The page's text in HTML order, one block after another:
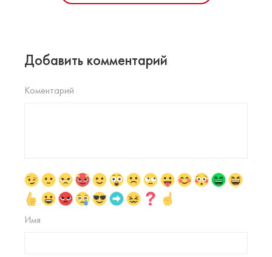
Добавить комментарий
Коментарий
Имя